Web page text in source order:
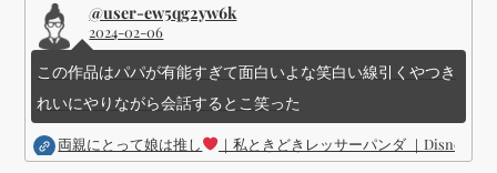
@user-ew5qg2yw6k
2024-02-06
この作品はパパが有能すぎて面白いよな笑白い線引くやつき
れいにやりながら会話するとこ笑った
両親にとって娘は推し ｜私ときどきレッサーパンダ ｜Disney (